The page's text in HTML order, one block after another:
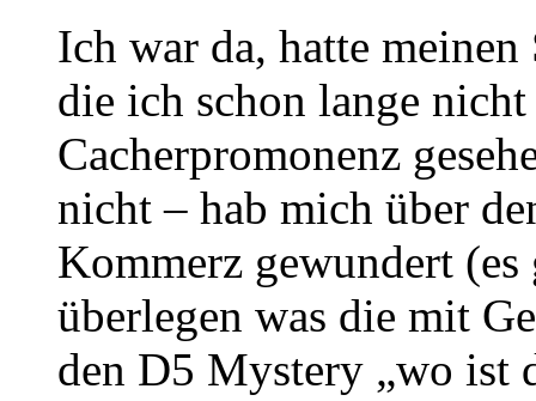
Ich war da, hatte
die ich schon lange
Cacherpromonenz
nicht – hab mich über
Kommerz gewundert
überlegen was die mit
den D5 Mystery „wo ist